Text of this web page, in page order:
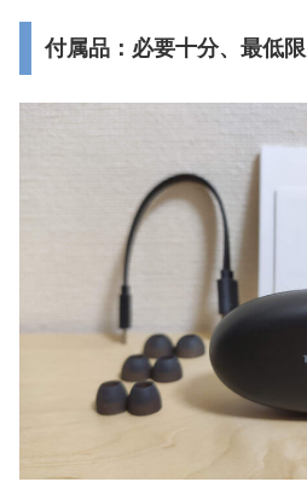
付属品：必要十分、最低限